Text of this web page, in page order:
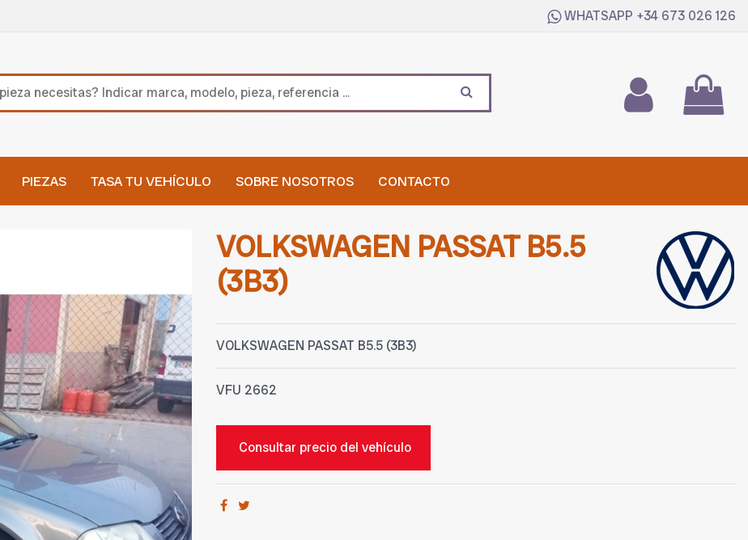
WHATSAPP +34 673 026 126
PIEZAS TASA TU VEHÍCULO SOBRE NOSOTROS CONTACTO
VOLKSWAGEN PASSAT B5.5
(3B3)
VOLKSWAGEN PASSAT B5.5 (3B3)
VFU 2662
Consultar precio del vehículo